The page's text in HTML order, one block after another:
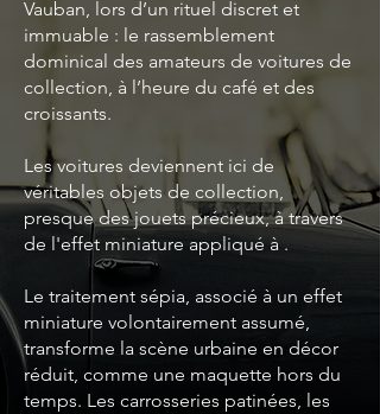
Vauban, lors d’un rituel discret et
immuable : le rassemblement
dominical des amateurs de voitures de
collection, à l’heure du café et des
croissants.
Les voitures deviennent ici de
véritables objets de collection,
presque des jouets précieux, à travers
de l'effet miniature appliqué à .
Le traitement sépia, associé à un effet
miniature volontairement assumé,
transforme la scène urbaine en décor
réduit, comme une maquette hors du
temps. Les carrosseries patinées, les